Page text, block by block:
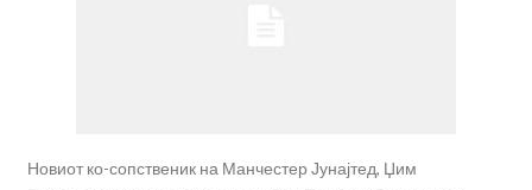
Новиот ко-сопственик на Манчестер Јунајтед, Џим